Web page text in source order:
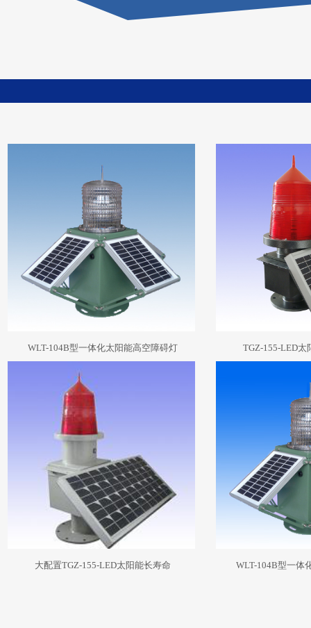
WLT-104B型一体化太阳能高空障碍灯 TGZ-155-LED太
大配置TGZ-155-LED太阳能长寿命 WLT-104B型一体